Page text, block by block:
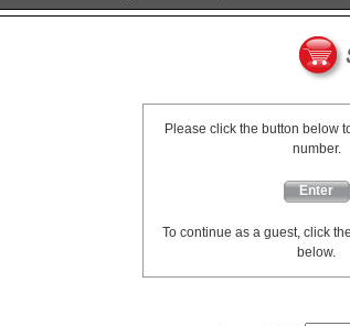
Please click the button below
number.
Enter
To continue as a guest, click
below.